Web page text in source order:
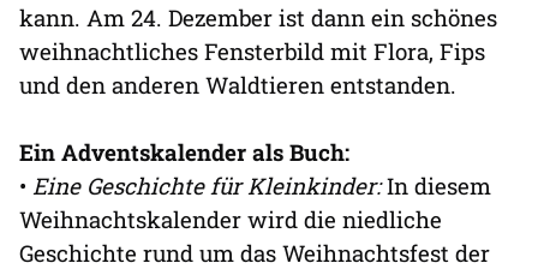
kann. Am 24. Dezember ist dann ein schönes
weihnachtliches Fensterbild mit Flora, Fips
und den anderen Waldtieren entstanden.
Ein Adventskalender als Buch:
• Eine Geschichte für Kleinkinder:In diesem
Weihnachtskalender wird die niedliche
Geschichte rund um das Weihnachtsfest der